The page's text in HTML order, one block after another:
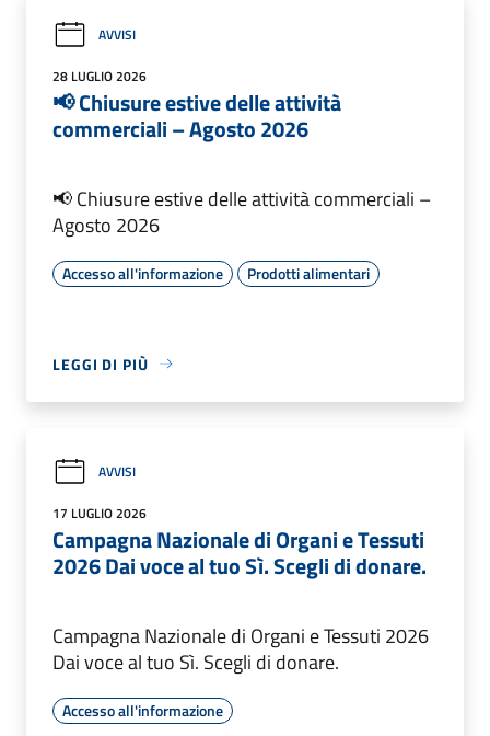
AVVISI
28 LUGLIO 2026
📢 Chiusure estive delle attività
commerciali – Agosto 2026
📢 Chiusure estive delle attività commerciali –
Agosto 2026
Accesso all'informazione Prodotti alimentari
LEGGI DI PIÙ
AVVISI
17 LUGLIO 2026
Campagna Nazionale di Organi e Tessuti
2026 Dai voce al tuo Sì. Scegli di donare.
Campagna Nazionale di Organi e Tessuti 2026
Dai voce al tuo Sì. Scegli di donare.
Accesso all'informazione